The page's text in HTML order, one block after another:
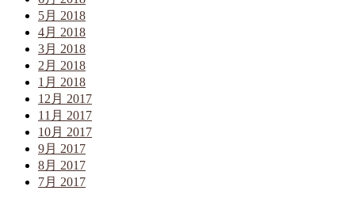
5月 2018
4月 2018
3月 2018
2月 2018
1月 2018
12月 2017
11月 2017
10月 2017
9月 2017
8月 2017
7月 2017